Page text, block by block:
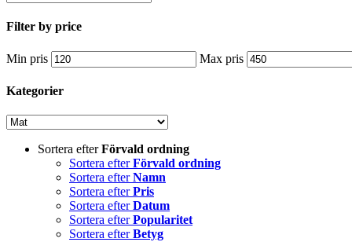
Filter by price
Min pris Max pris
Kategorier
Sortera efterFörvald ordning
Sortera efterFörvald ordning
Sortera efterNamn
Sortera efterPris
Sortera efterDatum
Sortera efterPopularitet
Sortera efterBetyg